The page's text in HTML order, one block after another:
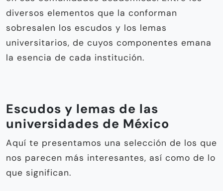
diversos elementos que la conforman
sobresalen los escudos y los lemas
universitarios, de cuyos componentes emana
la esencia de cada institución.
Escudos y lemas de las
universidades de México
Aquí te presentamos una selección de los que
nos parecen más interesantes, así como de lo
que significan.